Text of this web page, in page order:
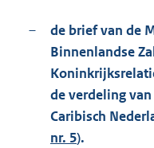
–
de brief van de
Binnenlandse
de verdeling
Caribisch
nr. 5).